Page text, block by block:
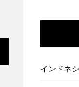
インドネ